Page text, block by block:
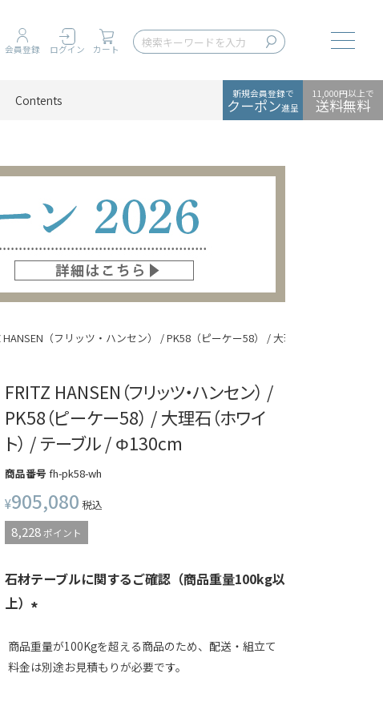
会員登録 ログイン カート
Contents 新規会員登録で
クーポン進呈
11,000円以上で
送料無料
HANSEN（フリッツ・ハンセン） / PK58（ピーケー58） / 大理石（ホワイト） /
FRITZ HANSEN（フリッツ・ハンセン） /
PK58（ピーケー58） / 大理石（ホワイ
ト） / テーブル / Φ130cm
商品番号 fh-pk58-wh
¥905,080 税込
8,228 ポイント
石材テーブルに関するご確認（商品重量100kg以
上）
商品重量が100Kgを超える商品のため、配送・組立て
料金は別途お見積もりが必要です。